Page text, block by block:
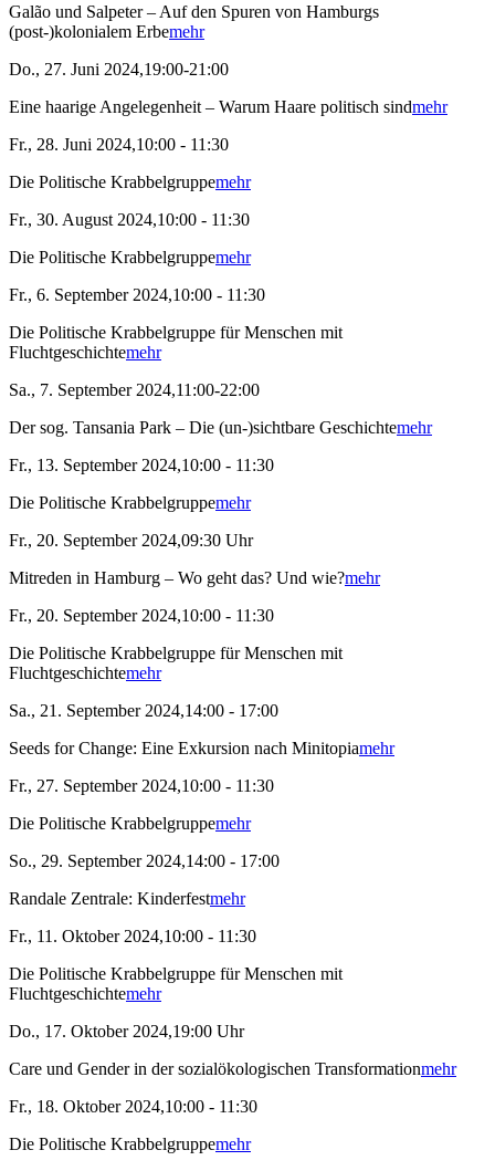
Galão und Salpeter – Auf den Spuren von Hamburgs
(post-)kolonialem Erbemehr
Do., 27. Juni 2024,19:00-21:00
Eine haarige Angelegenheit – Warum Haare politisch sindmehr
Fr., 28. Juni 2024,10:00 - 11:30
Die Politische Krabbelgruppemehr
Fr., 30. August 2024,10:00 - 11:30
Die Politische Krabbelgruppemehr
Fr., 6. September 2024,10:00 - 11:30
Die Politische Krabbelgruppe für Menschen mit
Fluchtgeschichtemehr
Sa., 7. September 2024,11:00-22:00
Der sog. Tansania Park – Die (un-)sichtbare Geschichtemehr
Fr., 13. September 2024,10:00 - 11:30
Die Politische Krabbelgruppemehr
Fr., 20. September 2024,09:30 Uhr
Mitreden in Hamburg – Wo geht das? Und wie?mehr
Fr., 20. September 2024,10:00 - 11:30
Die Politische Krabbelgruppe für Menschen mit
Fluchtgeschichtemehr
Sa., 21. September 2024,14:00 - 17:00
Seeds for Change: Eine Exkursion nach Minitopiamehr
Fr., 27. September 2024,10:00 - 11:30
Die Politische Krabbelgruppemehr
So., 29. September 2024,14:00 - 17:00
Randale Zentrale: Kinderfestmehr
Fr., 11. Oktober 2024,10:00 - 11:30
Die Politische Krabbelgruppe für Menschen mit
Fluchtgeschichtemehr
Do., 17. Oktober 2024,19:00 Uhr
Care und Gender in der sozialökologischen Transformationmehr
Fr., 18. Oktober 2024,10:00 - 11:30
Die Politische Krabbelgruppemehr